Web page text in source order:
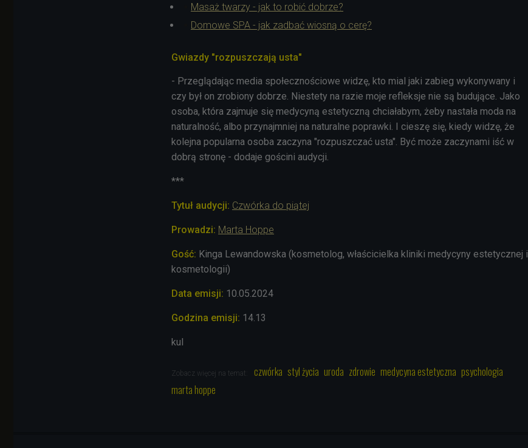
Masaż twarzy - jak to robić dobrze?
Domowe SPA - jak zadbać wiosną o cerę?
Gwiazdy "rozpuszczają usta"
- Przeglądając media społecznościowe widzę, kto mial jaki zabieg wykonywany i
czy był on zrobiony dobrze. Niestety na razie moje refleksje nie są budujące. Jako
osoba, która zajmuje się medycyną estetyczną chciałabym, żeby nastała moda na
naturalność, albo przynajmniej na naturalne poprawki. I cieszę się, kiedy widzę, że
kolejna popularna osoba zaczyna "rozpuszczać usta". Być może zaczynami iść w
dobrą stronę - dodaje gościni audycji.
***
Tytuł audycji: Czwórka do piątej
Prowadzi: Marta Hoppe
Gość: Kinga Lewandowska (kosmetolog, właścicielka kliniki medycyny estetycznej i
kosmetologii)
Data emisji: 10.05.2024
Godzina emisji: 14.13
kul
Zobacz więcej na temat: czwórka styl życia uroda zdrowie medycyna estetyczna psychologia
marta hoppe